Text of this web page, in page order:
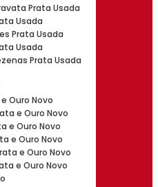
Prata Usada
Usada
Prata Usada
Usada
Prata Usada
Ouro Novo
e Ouro Novo
e Ouro Novo
e Ouro Novo
e Ouro Novo
e Ouro Novo